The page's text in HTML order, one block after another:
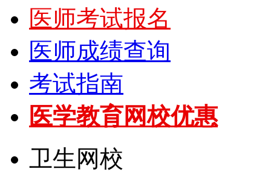
医师考试报名
医师成绩查询
考试指南
医学教育网校优惠
卫生网校